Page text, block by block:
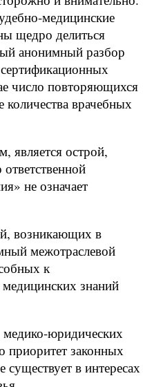
медицинские
щедро делиться
анонимный разбор
число повторяющихся
врачебных
является острой,
не означает
возникающих в
межотраслевой
к
знаний
медико-юридических
приоритет законных
в интересах